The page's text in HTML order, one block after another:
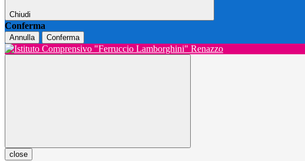
Chiudi
Conferma
Annulla Conferma
close